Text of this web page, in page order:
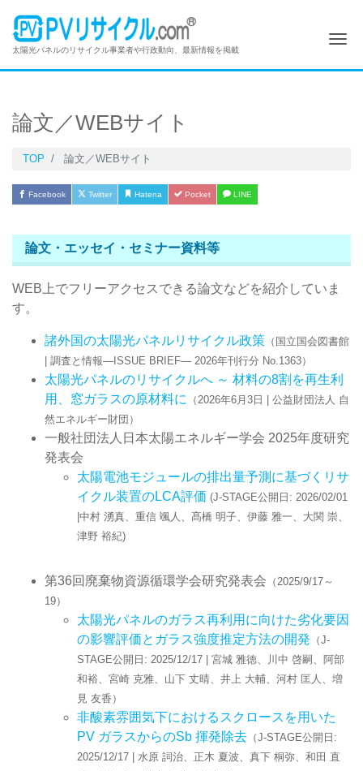
太陽光パネルのリサイクル事業者や行政動向、最新情報を掲載
論文／WEBサイト
TOP 論文／WEBサイト
Facebook Twitter Hatena Pocket LINE
論文・エッセイ・セミナー資料等
WEB上でフリーアクセスできる論文などを紹介していま
す。
諸外国の太陽光パネルリサイクル政策 （国立国会図書館
| 調査と情報―ISSUE BRIEF― 2026年刊行分 No.1363）
太陽光パネルのリサイクルへ ～ 材料の8割を再生利
用、窓ガラスの原材料に
（2026年6月3日 | 公益財団法人 自
然エネルギー財団）
一般社団法人日本太陽エネルギー学会 2025年度研究
発表会
太陽電池モジュールの排出量予測に基づくリサ
イクル装置のLCA評価 (J-STAGE公開日: 2026/02/01
|中村 湧真、重信 颯人、髙橋 明子、伊藤 雅一、大関 崇、
津野 裕紀)
第36回廃棄物資源循環学会研究発表会 （2025/9/17～
19）
太陽光パネルのガラス再利用に向けた劣化要因
の影響評価とガラス強度推定方法の開発 （J-
STAGE公開日: 2025/12/17 | 宮城 雅徳、川中 啓嗣、阿部
和裕、宮崎 克雅、山下 丈晴、井上 大輔、河村 匡人、増
見 友香）
非酸素雰囲気下におけるスクロースを用いた
PV ガラスからのSb 揮発除去 （J-STAGE公開日:
2025/12/17 | 水原 詞治、正木 夏波、真下 桐弥、和田 直